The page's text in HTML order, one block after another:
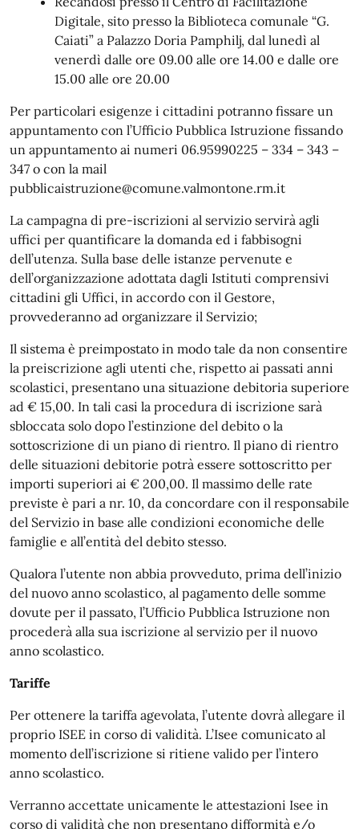
Digitale, sito presso la Biblioteca comunale “G.
Caiati” a Palazzo Doria Pamphilj, dal lunedì al
venerdì dalle ore 09.00 alle ore 14.00 e dalle ore
15.00 alle ore 20.00
Per particolari esigenze i cittadini potranno fissare un
appuntamento con l’Ufficio Pubblica Istruzione fissando
un appuntamento ai numeri 06.95990225 – 334 – 343 –
347 o con la mail
pubblicaistruzione@comune.valmontone.rm.it
La campagna di pre-iscrizioni al servizio servirà agli
uffici per quantificare la domanda ed i fabbisogni
dell’utenza. Sulla base delle istanze pervenute e
dell’organizzazione adottata dagli Istituti comprensivi
cittadini gli Uffici, in accordo con il Gestore,
provvederanno ad organizzare il Servizio;
Il sistema è preimpostato in modo tale da non consentire
la preiscrizione agli utenti che, rispetto ai passati anni
scolastici, presentano una situazione debitoria superiore
ad € 15,00. In tali casi la procedura di iscrizione sarà
sbloccata solo dopo l’estinzione del debito o la
sottoscrizione di un piano di rientro. Il piano di rientro
delle situazioni debitorie potrà essere sottoscritto per
importi superiori ai € 200,00. Il massimo delle rate
previste è pari a nr. 10, da concordare con il responsabile
del Servizio in base alle condizioni economiche delle
famiglie e all’entità del debito stesso.
Qualora l’utente non abbia provveduto, prima dell’inizio
del nuovo anno scolastico, al pagamento delle somme
dovute per il passato, l’Ufficio Pubblica Istruzione non
procederà alla sua iscrizione al servizio per il nuovo
anno scolastico.
Tariffe
Per ottenere la tariffa agevolata, l’utente dovrà allegare il
proprio ISEE in corso di validità. L’Isee comunicato al
momento dell’iscrizione si ritiene valido per l’intero
anno scolastico.
Verranno accettate unicamente le attestazioni Isee in
corso di validità che non presentano difformità e/o